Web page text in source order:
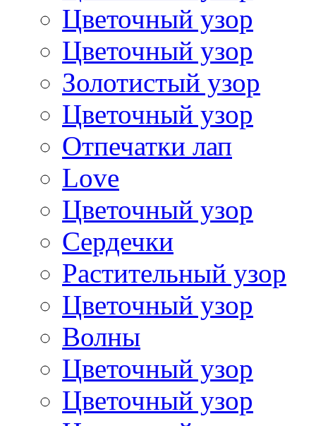
Цветочный узор
Цветочный узор
Золотистый узор
Цветочный узор
Отпечатки лап
Love
Цветочный узор
Сердечки
Растительный узор
Цветочный узор
Волны
Цветочный узор
Цветочный узор